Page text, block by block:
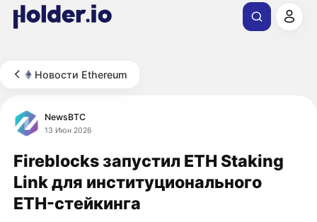
Новости Ethereum
NewsBTC
13 Июн 2026
Fireblocks запустил ETH Staking
Link для институционального
ETH-стейкинга